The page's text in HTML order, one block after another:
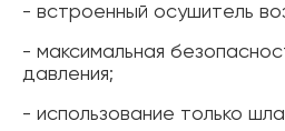
- встроенный осушитель
- максимальная
давления;
- использование только